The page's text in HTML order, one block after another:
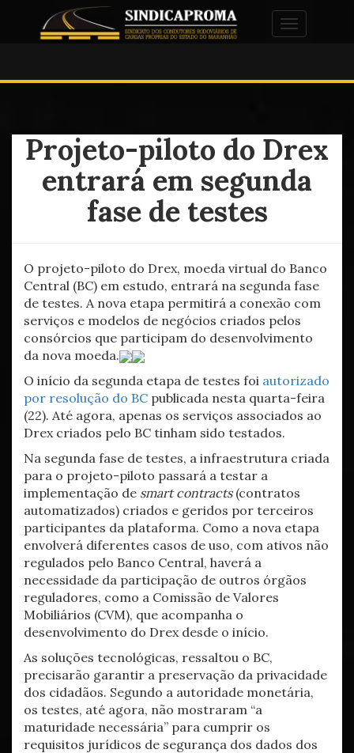
Alternar
Projeto-piloto do Drex
entrará em segunda
fase de testes
O projeto-piloto do Drex, moeda virtual do Banco
Central (BC) em estudo, entrará na segunda fase
de testes. A nova etapa permitirá a conexão com
serviços e modelos de negócios criados pelos
consórcios que participam do desenvolvimento
da nova moeda.
O início da segunda etapa de testes foi autorizado
por resolução do BC publicada nesta quarta-feira
(22). Até agora, apenas os serviços associados ao
Drex criados pelo BC tinham sido testados.
Na segunda fase de testes, a infraestrutura criada
para o projeto-piloto passará a testar a
implementação de smart contracts(contratos
automatizados) criados e geridos por terceiros
participantes da plataforma. Como a nova etapa
envolverá diferentes casos de uso, com ativos não
regulados pelo Banco Central, haverá a
necessidade da participação de outros órgãos
reguladores, como a Comissão de Valores
Mobiliários (CVM), que acompanha o
desenvolvimento do Drex desde o início.
As soluções tecnológicas, ressaltou o BC,
precisarão garantir a preservação da privacidade
dos cidadãos. Segundo a autoridade monetária,
os testes, até agora, não mostraram “a
maturidade necessária” para cumprir os
requisitos jurídicos de segurança dos dados dos